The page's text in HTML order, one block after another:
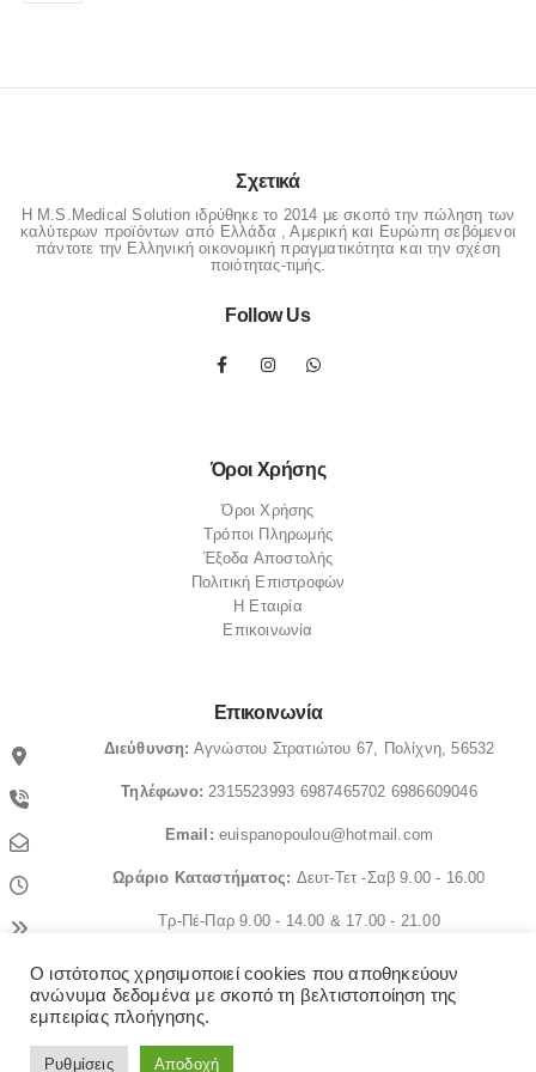
Σχετικά
Η M.S.Medical Solution ιδρύθηκε το 2014 με σκοπό την πώληση των
καλύτερων προϊόντων από Ελλάδα , Αμερική και Ευρώπη σεβόμενοι
πάντοτε την Ελληνική οικονομική πραγματικότητα και την σχέση
ποιότητας-τιμής.
Follow Us
Όροι Χρήσης
Όροι Χρήσης
Τρόποι Πληρωμής
Έξοδα Αποστολής
Πολιτική Επιστροφών
Η Εταιρία
Επικοινωνία
Επικοινωνία
Διεύθυνση: Αγνώστου Στρατιώτου 67, Πολίχνη, 56532
Τηλέφωνο: 2315523993 6987465702 6986609046
Email:euispanopoulou@hotmail.com
Ωράριο Καταστήματος: Δευτ-Τετ -Σαβ 9.00 - 16.00
Τρ-Πέ-Παρ 9.00 - 14.00 & 17.00 - 21.00
© OrthopedicaMS. 2022. All Rights Reserved
Ο ιστότοπος χρησιμοποιεί cookies που αποθηκεύουν
ανώνυμα δεδομένα με σκοπό τη βελτιστοποίηση της
εμπειρίας πλοήγησης.
Ρυθμίσεις Αποδοχή